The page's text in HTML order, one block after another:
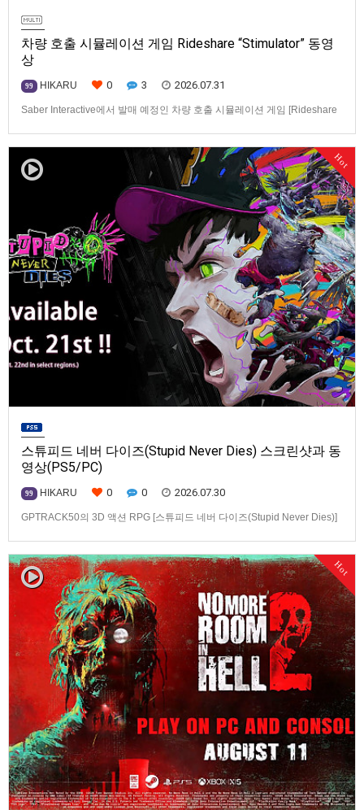
차량 호출 시뮬레이션 게임 Rideshare “Stimulator” 동영
상
99 HIKARU 0 3 2026.07.31
Saber Interactive에서 발매 예정인 차량 호출 시뮬레이션 게임 [Rideshare
을 운영하는 드라이버가 되어라'Rideshare "Stimulat…
Hot
스튜피드 네버 다이즈(Stupid Never Dies) 스크린샷과 동
영상(PS5/PC)
99 HIKARU 0 0 2026.07.30
GPTRACK50의 3D 액션 RPG [스튜피드 네버 다이즈(Stupid Never Dies)]
Hot